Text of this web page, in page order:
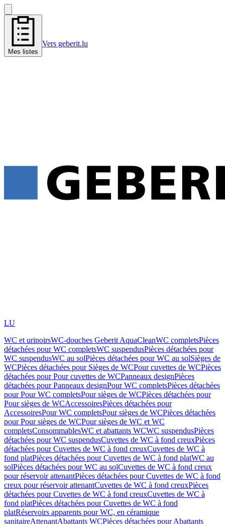
Mes listes
Vers geberit.lu
LU
WC et urinoirsWC-douches Geberit AquaCleanWC completsPièces
détachées pour WC completsWC suspendusPièces détachées pour
WC suspendusWC au solPièces détachées pour WC au solSièges de
WCPièces détachées pour Sièges de WCPour cuvettes de WCPièces
détachées pour Pour cuvettes de WCPanneaux designPièces
détachées pour Panneaux designPour WC completsPièces détachées
pour Pour WC completsPour sièges de WCPièces détachées pour
Pour sièges de WCAccessoiresPièces détachées pour
AccessoiresPour WC completsPour sièges de WCPièces détachées
pour Pour sièges de WCPour sièges de WC et WC
completsConsommablesWC et abattants WCWC suspendusPièces
détachées pour WC suspendusCuvettes de WC à fond creuxPièces
détachées pour Cuvettes de WC à fond creuxCuvettes de WC à
fond platPièces détachées pour Cuvettes de WC à fond platWC au
solPièces détachées pour WC au solCuvettes de WC à fond creux
pour réservoir attenantPièces détachées pour Cuvettes de WC à fond
creux pour réservoir attenantCuvettes de WC à fond creuxPièces
détachées pour Cuvettes de WC à fond creuxCuvettes de WC à
fond platPièces détachées pour Cuvettes de WC à fond
platRéservoirs apparents pour WC, en céramique
sanitaireAttenantAbattants WCPièces détachées pour Abattants